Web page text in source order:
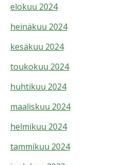
elokuu 2024
heinäkuu 2024
kesäkuu 2024
toukokuu 2024
huhtikuu 2024
maaliskuu 2024
helmikuu 2024
tammikuu 2024